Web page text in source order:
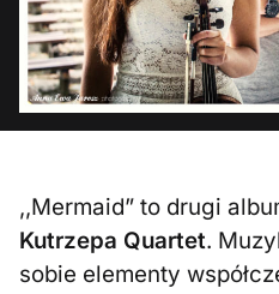
,,Mermaid” to drugi
Kutrzepa Quartet.
sobie elementy